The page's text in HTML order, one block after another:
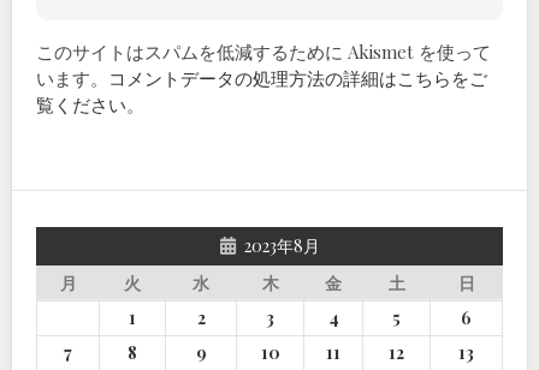
このサイトはスパムを低減するために Akismet を使って
います。 コメントデータの処理方法の詳細はこちらをご
覧ください。
2023年8月
月
火 水 木 金 土
日
1
2 3 4 5
6
7
8 9 10 11 12
13